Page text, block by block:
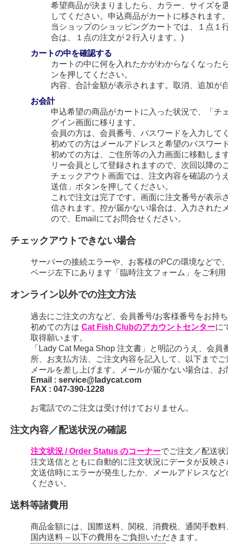
希望商品が決まりましたら、カラー、サイズを
してください。申込商品がカートに移されます
当ショップのショッピングカートでは、１点１
合は、１点の注文が２行入ります。)
カートの中を確認する
カートの中に何を入れたかがわからなくなった
ンを押してください。
内容、合計金額が表示されます。取消、追加が
お会計
申込希望の商品がカートに入った状況で、「チ
グイン画面に移ります。
会員の方は、会員番号、パスワードを入力して
初めての方はメールアドレスと希望のパスワー
初めての方は、ご住所等の入力画面に移動しま
リー会員として登録されますので、次回以降の
チェックアウト画面では、注文内容を確認のう
送信」ボタンを押してください。
これで注文は完了です。画面に注文番号が表
信されます。控が届かない場合は、入力された
ので、Emailにてお問合せください。
チェックアウトできない場合
サーバーの接続エラーや、お客様のPCの環境などで
ページ左下にあります「臨時注文フォーム」をご利
オンライン以外での注文方法
過去にご注文の方など、会員番号/お客様番号をお持
初めての方は Cat Fish Clubのアカウントセンターに
取得願います。
「Lady Cat Mega Shop 注文書」と明記のうえ、会
所、お支払方法、ご注文内容を記入して、以下まで
メールを差し上げます。メールが届かない場合は、
Email : service@ladycat.com
FAX : 047-390-1228
お電話でのご注文は受け付けておりません。
注文内容／配送状況の確認
注文状況 / Order Status のコーナーでご注文／配送
注文送信とともに自動的に注文状況にデータが反映
文送信時にエラーが発生したか、メールアドレスな
ください。
送料等諸費用
商品金額には、国際送料、関税、消費税、通関手数
国内送料 -- 以下の費用をご負担いただきます。